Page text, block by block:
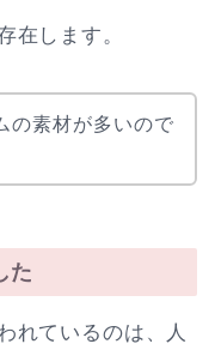
在します。
の素材が多いので
た
れているのは、人